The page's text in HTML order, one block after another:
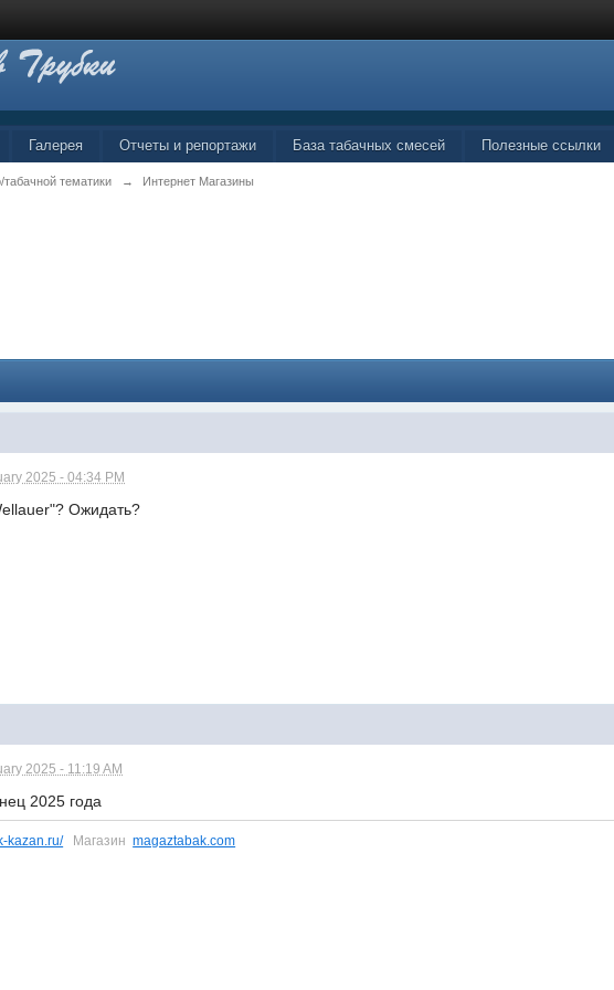
Галерея Отчеты и репортажи База табачных смесей Полезные ссылки
тематики → Интернет Магазины
2025 - 04:34 PM
Ожидать?
2025 - 11:19 AM
2025 года
kazan.ru/Магазинmagaztabak.com